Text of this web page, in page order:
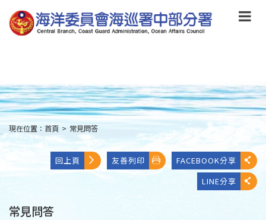
到
主
要
main
content
:::
現在位置： 首頁 > 常見問答
回上頁 友善列印
FACEBOOK分享
LINE分享
常見問答